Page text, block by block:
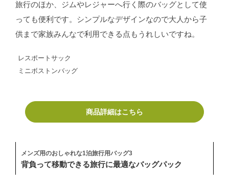
旅行のほか、ジムやレジャーへ行く際のバッグとして使
っても便利です。シンプルなデザインなので大人から子
供まで家族みんなで利用できる点もうれしいですね。
レスポートサック
ミニボストンバッグ
商品詳細はこちら
メンズ用のおしゃれな1泊旅行用バッグ3
背負って移動できる旅行に最適なバッグパック